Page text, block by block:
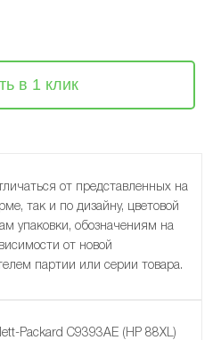
в 1 клик
от представленных на
так и по дизайну, цветовой
упаковки, обозначениям на
от новой
партии или серии товара.
Packard C9393AE (HP 88XL)